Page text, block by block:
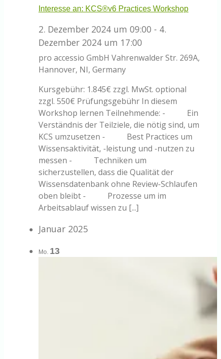
Interesse an: KCS®v6 Practices Workshop
2. Dezember 2024 um 09:00 - 4.
Dezember 2024 um 17:00
pro accessio GmbH Vahrenwalder Str. 269A,
Hannover, NI, Germany
Kursgebühr: 1.845€ zzgl. MwSt. optional
zzgl. 550€ Prüfungsgebühr In diesem
Workshop lernen Teilnehmende: - Ein
Verständnis der Teilziele, die nötig sind, um
KCS umzusetzen - Best Practices um
Wissensaktivität, -leistung und -nutzen zu
messen - Techniken um
sicherzustellen, dass die Qualität der
Wissensdatenbank ohne Review-Schlaufen
oben bleibt - Prozesse um im
Arbeitsablauf wissen zu [...]
Januar 2025
Mo. 13